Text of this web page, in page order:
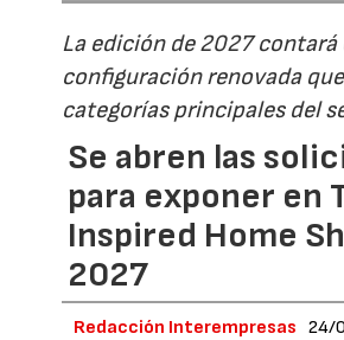
La edición de 2027 contará
configuración renovada
categorías principales del
Se abren las
para exponer en
Inspired Home
2027
Redacción Interempresas 24/